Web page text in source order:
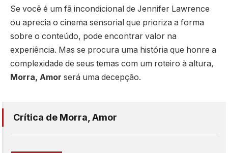
Se você é um fã incondicional de Jennifer Lawrence
ou aprecia o cinema sensorial que prioriza a forma
sobre o conteúdo, pode encontrar valor na
experiência. Mas se procura uma história que honre a
complexidade de seus temas com um roteiro à altura,
Morra, Amor será uma decepção.
Crítica de Morra, Amor